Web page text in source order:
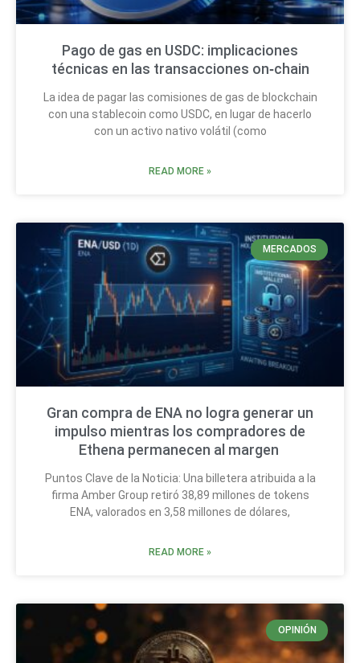
Pago de gas en USDC: implicaciones
técnicas en las transacciones on‑chain
La idea de pagar las comisiones de gas de blockchain
con una stablecoin como USDC, en lugar de hacerlo
con un activo nativo volátil (como
READ MORE »
MERCADOS
Gran compra de ENA no logra generar un
impulso mientras los compradores de
Ethena permanecen al margen
Puntos Clave de la Noticia: Una billetera atribuida a la
firma Amber Group retiró 38,89 millones de tokens
ENA, valorados en 3,58 millones de dólares,
READ MORE »
OPINIÓN